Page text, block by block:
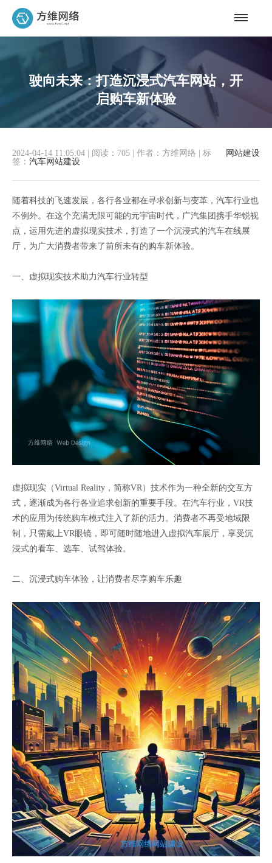
驶向未来：打造沉浸式汽车网站，开
启购车新体验
网站建设
2024-04-14 11:05:04 阅读：705 作者：方维网络
标
签： 汽车网站建设
随着科技的飞速发展，各行各业都在寻求创新与变革，汽车行业也
不例外。在这个充满无限可能的元宇宙时代，广汽集团携手华锐视
点，运用先进的虚拟现实技术，打造了一个沉浸式的汽车在线展
厅，为广大消费者带来了前所未有的购车新体验。
一、虚拟现实技术助力汽车行业转型
虚拟现实（Virtual Reality，简称VR）技术作为一种全新的交互方
式，逐渐成为各行各业追求创新的重要手段。在汽车行业，VR技
术的应用为传统购车模式注入了新的活力。消费者不再受地域限
制，只需戴上VR眼镜，即可随时随地进入虚拟汽车展厅，享受沉
浸式的看车、选车、试驾体验。
二、沉浸式购车体验，让消费者尽享购车乐趣